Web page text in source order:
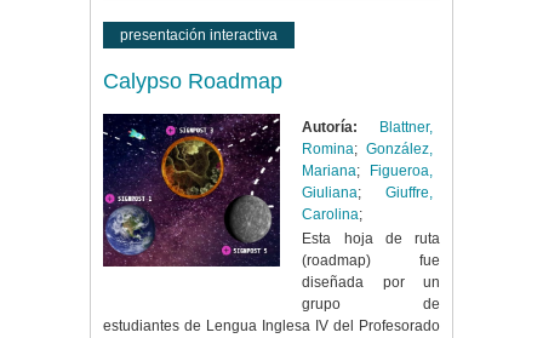
presentación interactiva
Calypso Roadmap
Autoría:
Blattner,
Romina; González,
Mariana;
Figueroa,
Giuliana; Giuffre,
Carolina;
Esta hoja de ruta
(roadmap) fue
diseñada por un
grupo de
estudiantes de Lengua Inglesa IV del Profesorado